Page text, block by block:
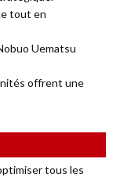
tout en
Uematsu
offrent une
tous les